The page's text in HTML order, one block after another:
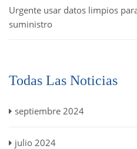
Urgente usar datos limpios
suministro
Todas Las Noticias
septiembre 2024
julio 2024